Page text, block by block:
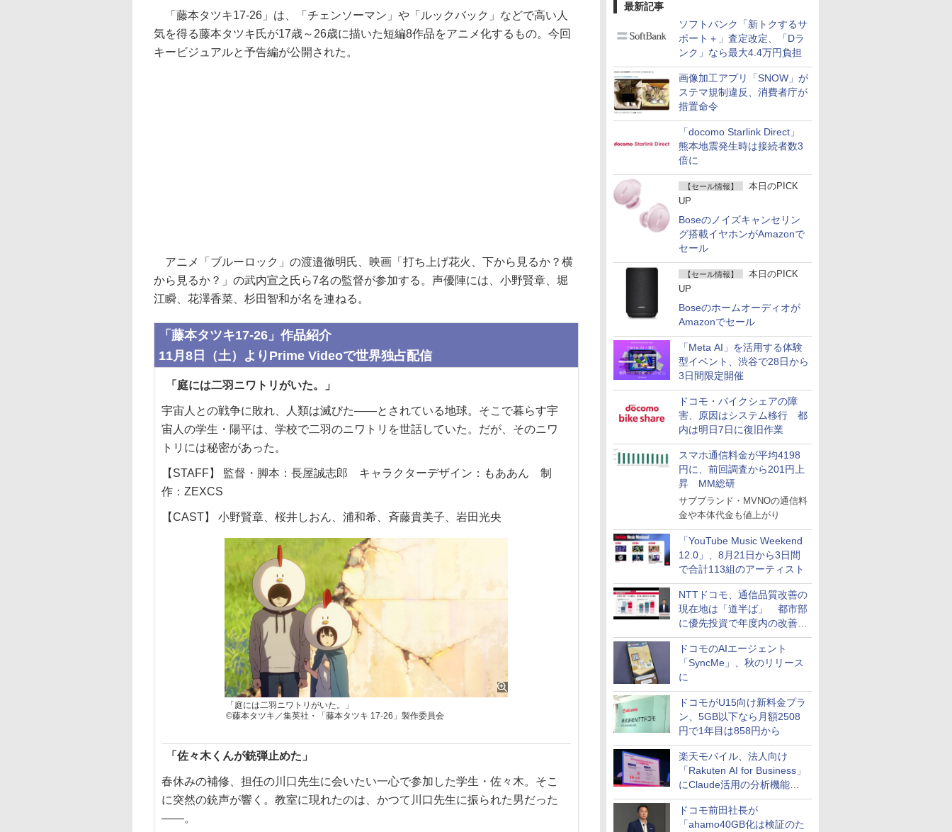
最新記事
ソフトバンク「新トクするサ
ポート＋」査定改定、「Dラ
ンク」なら最大4.4万円負担
画像加工アプリ「SNOW」が
ステマ規制違反、消費者庁が
措置命令
「docomo Starlink Direct」
熊本地震発生時は接続者数3
倍に
【セール情報】
本日のPICK
UP
Boseのノイズキャンセリン
グ搭載イヤホンがAmazonで
セール
【セール情報】
本日のPICK
UP
Boseのホームオーディオが
Amazonでセール
「Meta AI」を活用する体験
型イベント、渋谷で28日から
3日間限定開催
ドコモ・バイクシェアの障
害、原因はシステム移行 都
内は明日7日に復旧作業
スマホ通信料金が平均4198
円に、前回調査から201円上
昇 MM総研
サブブランド・MVNOの通信料
金や本体代金も値上がり
「YouTube Music Weekend
12.0」、8月21日から3日間
で合計113組のアーティスト
NTTドコモ、通信品質改善の
現在地は「道半ば」 都市部
に優先投資で年度内の改善目
指す
ドコモのAIエージェント
「SyncMe」、秋のリリース
に
ドコモがU15向け新料金プラ
ン、5GB以下なら月額2508
円で1年目は858円から
楽天モバイル、法人向け
「Rakuten AI for Business」
にClaude活用の分析機能な
どを追加
ドコモ前田社長が
「ahamo40GB化は検証のた
「藤本タツキ17-26」は、「チェンソーマン」や「ルックバック」などで高い人
気を得る藤本タツキ氏が17歳～26歳に描いた短編8作品をアニメ化するもの。今回
キービジュアルと予告編が公開された。
アニメ「ブルーロック」の渡邉徹明氏、映画「打ち上げ花火、下から見るか？横
から見るか？」の武内宣之氏ら7名の監督が参加する。声優陣には、小野賢章、堀
江瞬、花澤香菜、杉田智和が名を連ねる。
「藤本タツキ17-26」作品紹介
11月8日（土）よりPrime Videoで世界独占配信
「庭には二羽ニワトリがいた。」
宇宙人との戦争に敗れ、人類は滅びた——とされている地球。そこで暮らす宇
宙人の学生・陽平は、学校で二羽のニワトリを世話していた。だが、そのニワ
トリには秘密があった。
【STAFF】 監督・脚本：長屋誠志郎 キャラクターデザイン：もああん 制
作：ZEXCS
【CAST】 小野賢章、桜井しおん、浦和希、斉藤貴美子、岩田光央
「庭には二羽ニワトリがいた。」
©藤本タツキ／集英社・「藤本タツキ 17-26」製作委員会
「佐々木くんが銃弾止めた」
春休みの補修、担任の川口先生に会いたい一心で参加した学生・佐々木。そこ
に突然の銃声が響く。教室に現れたのは、かつて川口先生に振られた男だった
——。